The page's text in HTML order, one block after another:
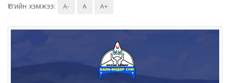
Үсгийн хэмжээ:
A- A A+